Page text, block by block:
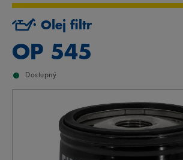
Olej filtr
OP 545
Dostupný